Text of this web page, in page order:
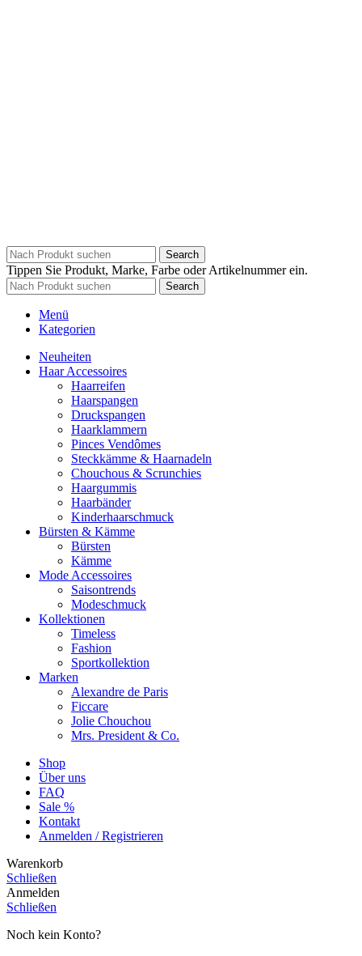
Search
Tippen Sie Produkt, Marke, Farbe oder Artikelnummer ein.
Search
Menü
Kategorien
Neuheiten
Haar Accessoires
Haarreifen
Haarspangen
Druckspangen
Haarklammern
Pinces Vendômes
Steckkämme & Haarnadeln
Chouchous & Scrunchies
Haargummis
Haarbänder
Kinderhaarschmuck
Bürsten & Kämme
Bürsten
Kämme
Mode Accessoires
Saisontrends
Modeschmuck
Kollektionen
Timeless
Fashion
Sportkollektion
Marken
Alexandre de Paris
Ficcare
Jolie Chouchou
Mrs. President & Co.
Shop
Über uns
FAQ
Sale %
Kontakt
Anmelden / Registrieren
Warenkorb
Schließen
Anmelden
Schließen
Noch kein Konto?